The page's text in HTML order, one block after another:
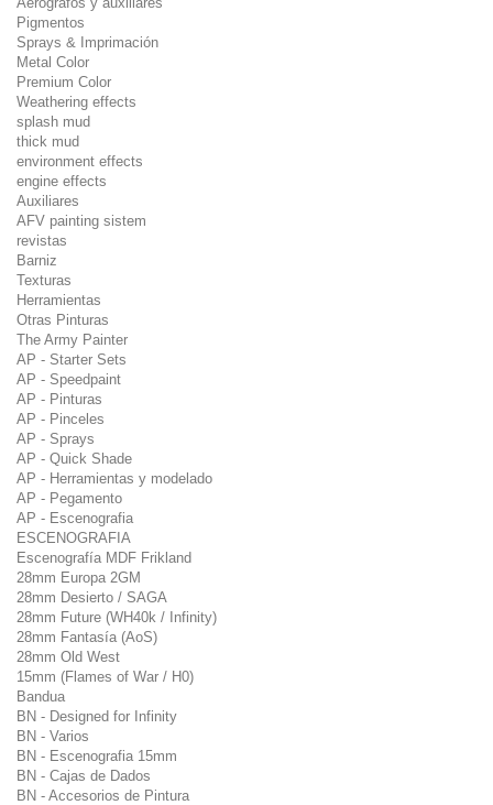
Pigmentos
Sprays & Imprimación
Metal Color
Premium Color
Weathering effects
splash mud
thick mud
environment effects
engine effects
Auxiliares
AFV painting sistem
revistas
Barniz
Texturas
Herramientas
Otras Pinturas
The Army Painter
AP - Starter Sets
AP - Speedpaint
AP - Pinturas
AP - Pinceles
AP - Sprays
AP - Quick Shade
AP - Herramientas y modelado
AP - Pegamento
AP - Escenografia
ESCENOGRAFIA
Escenografía MDF Frikland
28mm Europa 2GM
28mm Desierto / SAGA
28mm Future (WH40k / Infinity)
28mm Fantasía (AoS)
28mm Old West
15mm (Flames of War / H0)
Bandua
BN - Designed for Infinity
BN - Varios
BN - Escenografia 15mm
BN - Cajas de Dados
BN - Accesorios de Pintura